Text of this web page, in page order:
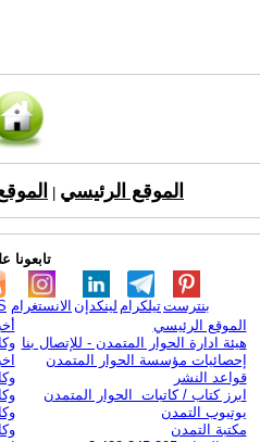
الموقع الرئيسي
تابعونا
الانستغرام لينكدإن تيلكرامبنترست
الموقع الرئيسي
هيئة ادارة الحوار المتمدن - للإتصال بنا
إحصائيات مؤسسة الحوار المتمدن
قواعد النشر
ابرز كتاب / كاتبات الحوار المتمدن
يوتيوب التمدن
مكتبة التمدن